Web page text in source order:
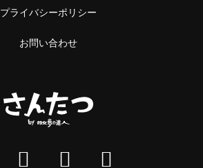
プライバシーポリシー
お問い合わせ